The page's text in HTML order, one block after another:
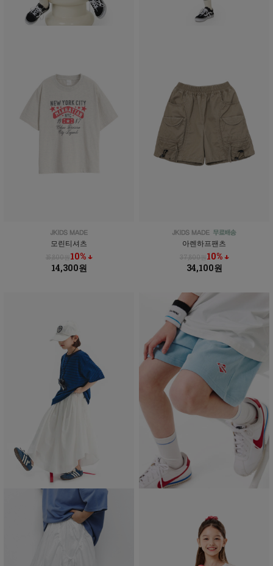
모린티셔츠
15,800원10% ↓
14,300원
아렌하프팬츠
37,800원10% ↓
34,100원